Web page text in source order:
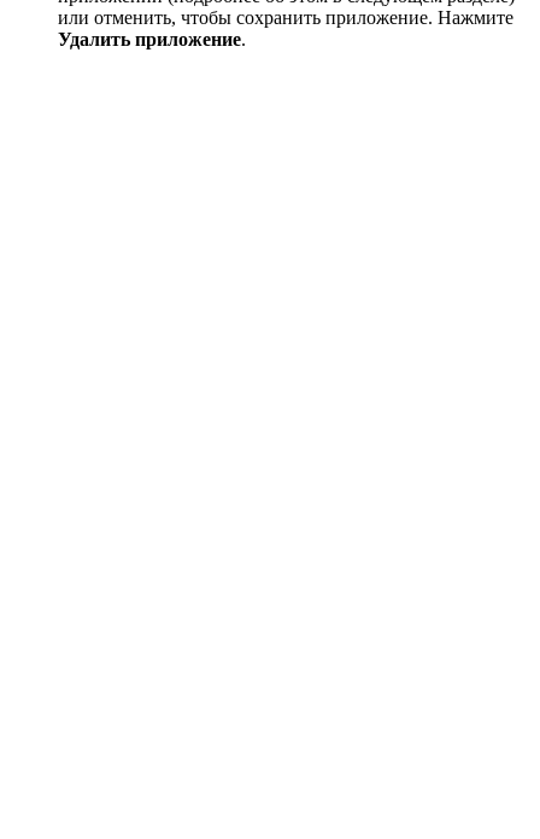
или отменить, чтобы сохранить приложение. Нажмите
Удалить приложение.